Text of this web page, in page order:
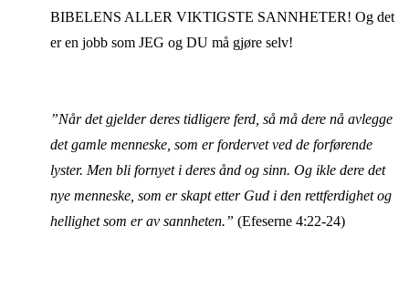
BIBELENS ALLER VIKTIGSTE SANNHETER! Og det
er en jobb som JEG og DU må gjøre selv!
”Når det gjelder deres tidligere ferd, så må dere nå avlegge
det gamle menneske, som er fordervet ved de forførende
lyster. Men bli fornyet i deres ånd og sinn. Og ikle dere det
nye menneske, som er skapt etter Gud i den rettferdighet og
hellighet som er av sannheten.” (Efeserne 4:22-24)